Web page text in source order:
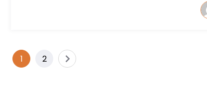
1 2